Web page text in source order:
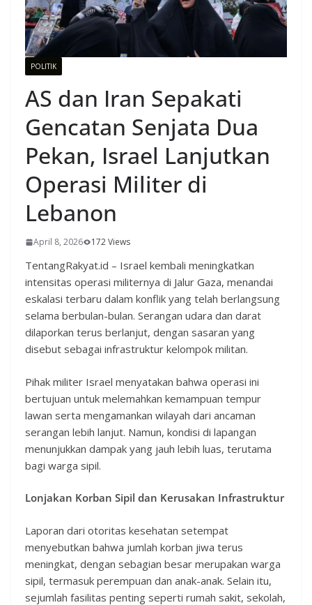
POLITIK
AS dan Iran Sepakati
Gencatan Senjata Dua
Pekan, Israel Lanjutkan
Operasi Militer di
Lebanon
April 8, 2026 172 Views
TentangRakyat.id – Israel kembali meningkatkan
intensitas operasi militernya di Jalur Gaza, menandai
eskalasi terbaru dalam konflik yang telah berlangsung
selama berbulan-bulan. Serangan udara dan darat
dilaporkan terus berlanjut, dengan sasaran yang
disebut sebagai infrastruktur kelompok militan.
Pihak militer Israel menyatakan bahwa operasi ini
bertujuan untuk melemahkan kemampuan tempur
lawan serta mengamankan wilayah dari ancaman
serangan lebih lanjut. Namun, kondisi di lapangan
menunjukkan dampak yang jauh lebih luas, terutama
bagi warga sipil.
Lonjakan Korban Sipil dan Kerusakan Infrastruktur
Laporan dari otoritas kesehatan setempat
menyebutkan bahwa jumlah korban jiwa terus
meningkat, dengan sebagian besar merupakan warga
sipil, termasuk perempuan dan anak-anak. Selain itu,
sejumlah fasilitas penting seperti rumah sakit, sekolah,